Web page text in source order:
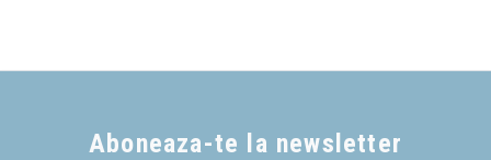
Aboneaza-te la newsletter